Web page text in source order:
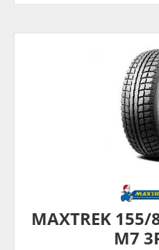
MAXTREK 155/
M7